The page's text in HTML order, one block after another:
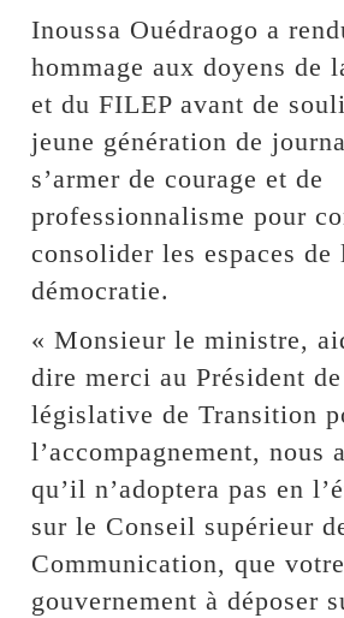
Inoussa Ouédraogo a
hommage aux doyens de
et du FILEP avant de
jeune génération de
s’armer de courage et de
professionnalisme pour
consolider les espaces de
démocratie.
« Monsieur le ministre,
dire merci au Président
législative de Transition
l’accompagnement, nous
qu’il n’adoptera pas en
sur le Conseil supérieur
Communication, que votre
gouvernement à déposer